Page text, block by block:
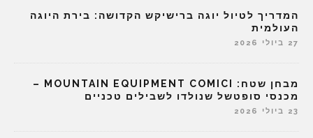
המדריך לטיול יוגה ברישיקש הקדושה: בירת היוגה
העולמית
27 ביולי 2026
מבחן שטח: MOUNTAIN EQUIPMENT COMICI –
מכנסי סופטשל שנולדו לשבילים טכניים
23 ביולי 2026